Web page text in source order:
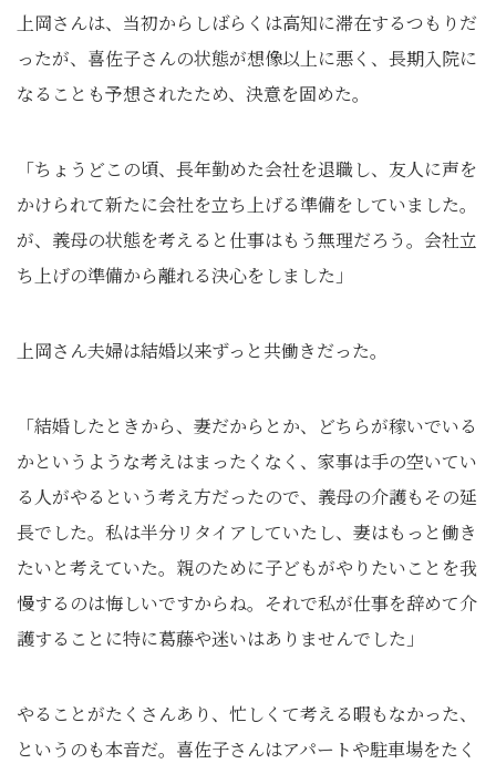
上岡さんは、当初からしばらくは高知に滞在するつもりだ
ったが、喜佐子さんの状態が想像以上に悪く、長期入院に
なることも予想されたため、決意を固めた。
「ちょうどこの頃、長年勤めた会社を退職し、友人に声を
かけられて新たに会社を立ち上げる準備をしていました。
が、義母の状態を考えると仕事はもう無理だろう。会社立
ち上げの準備から離れる決心をしました」
上岡さん夫婦は結婚以来ずっと共働きだった。
「結婚したときから、妻だからとか、どちらが稼いでいる
かというような考えはまったくなく、家事は手の空いてい
る人がやるという考え方だったので、義母の介護もその延
長でした。私は半分リタイアしていたし、妻はもっと働き
たいと考えていた。親のために子どもがやりたいことを我
慢するのは悔しいですからね。それで私が仕事を辞めて介
護することに特に葛藤や迷いはありませんでした」
やることがたくさんあり、忙しくて考える暇もなかった、
というのも本音だ。喜佐子さんはアパートや駐車場をたく